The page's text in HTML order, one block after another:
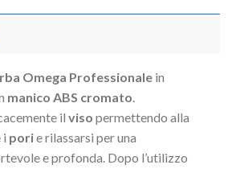
Omega Professionalein
manico ABS cromato.
il viso permettendo alla
i porie rilassarsi per una
e profonda. Dopo l’utilizzo